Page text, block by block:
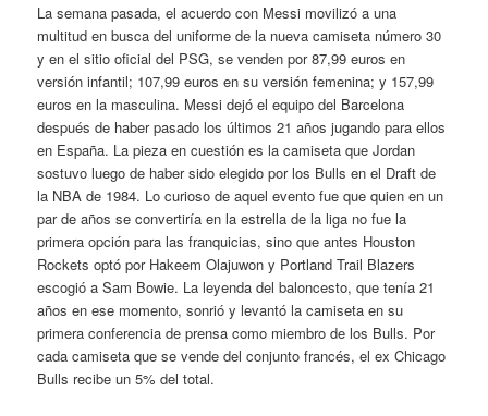
La semana pasada, el acuerdo con Messi movilizó a una
multitud en busca del uniforme de la nueva camiseta número 30
y en el sitio oficial del PSG, se venden por 87,99 euros en
versión infantil; 107,99 euros en su versión femenina; y 157,99
euros en la masculina. Messi dejó el equipo del Barcelona
después de haber pasado los últimos 21 años jugando para ellos
en España. La pieza en cuestión es la camiseta que Jordan
sostuvo luego de haber sido elegido por los Bulls en el Draft de
la NBA de 1984. Lo curioso de aquel evento fue que quien en un
par de años se convertiría en la estrella de la liga no fue la
primera opción para las franquicias, sino que antes Houston
Rockets optó por Hakeem Olajuwon y Portland Trail Blazers
escogió a Sam Bowie. La leyenda del baloncesto, que tenía 21
años en ese momento, sonrió y levantó la camiseta en su
primera conferencia de prensa como miembro de los Bulls. Por
cada camiseta que se vende del conjunto francés, el ex Chicago
Bulls recibe un 5% del total.